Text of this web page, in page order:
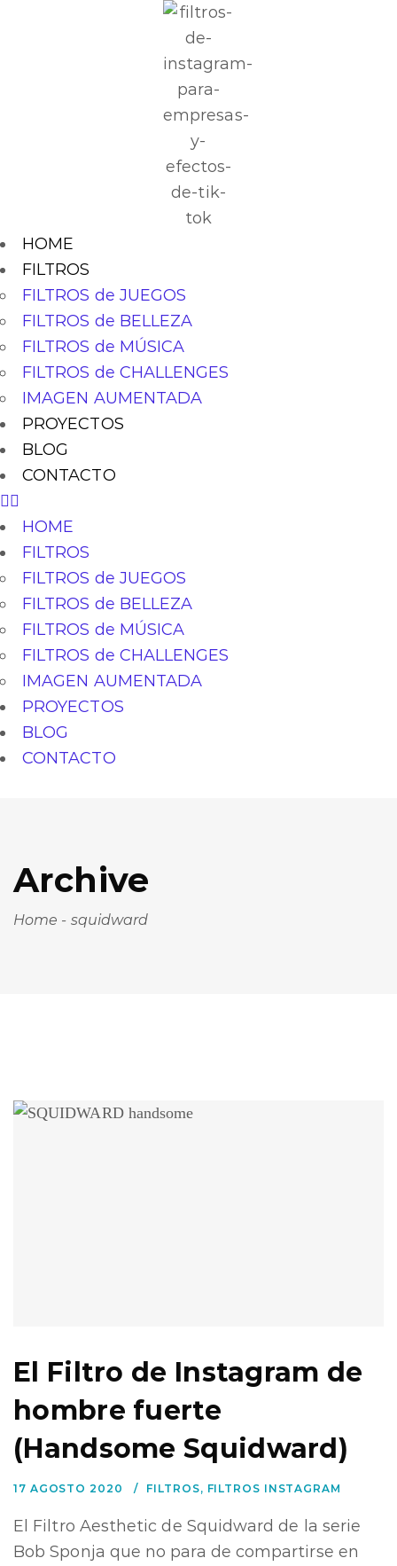
HOME
FILTROS
FILTROS de JUEGOS
FILTROS de BELLEZA
FILTROS de MÚSICA
FILTROS de CHALLENGES
IMAGEN AUMENTADA
PROYECTOS
BLOG
CONTACTO
HOME
FILTROS
FILTROS de JUEGOS
FILTROS de BELLEZA
FILTROS de MÚSICA
FILTROS de CHALLENGES
IMAGEN AUMENTADA
PROYECTOS
BLOG
CONTACTO
Archive
Home - squidward
El Filtro de Instagram de
hombre fuerte
(Handsome Squidward)
17 AGOSTO 2020 FILTROS, FILTROS INSTAGRAM
El Filtro Aesthetic de Squidward de la serie
Bob Sponja que no para de compartirse en